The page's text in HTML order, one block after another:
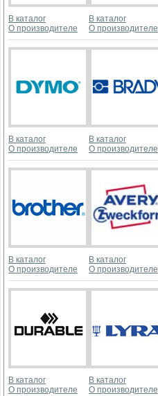
В каталог
О производителе
В каталог
О производителе
В каталог
О производителе
В каталог
О производителе
В каталог
О производителе
В каталог
О производителе
В каталог
О производителе
В каталог
О производителе